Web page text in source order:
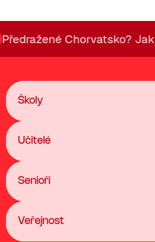
Chorvatsko? Jak
Školy
Učitelé
Senioři
Veřejnost